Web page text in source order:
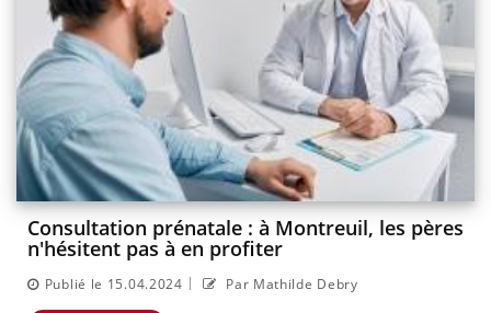
Consultation prénatale : à Montreuil, les pères
n'hésitent pas à en profiter
Publié le 15.04.2024 | Par Mathilde Debry